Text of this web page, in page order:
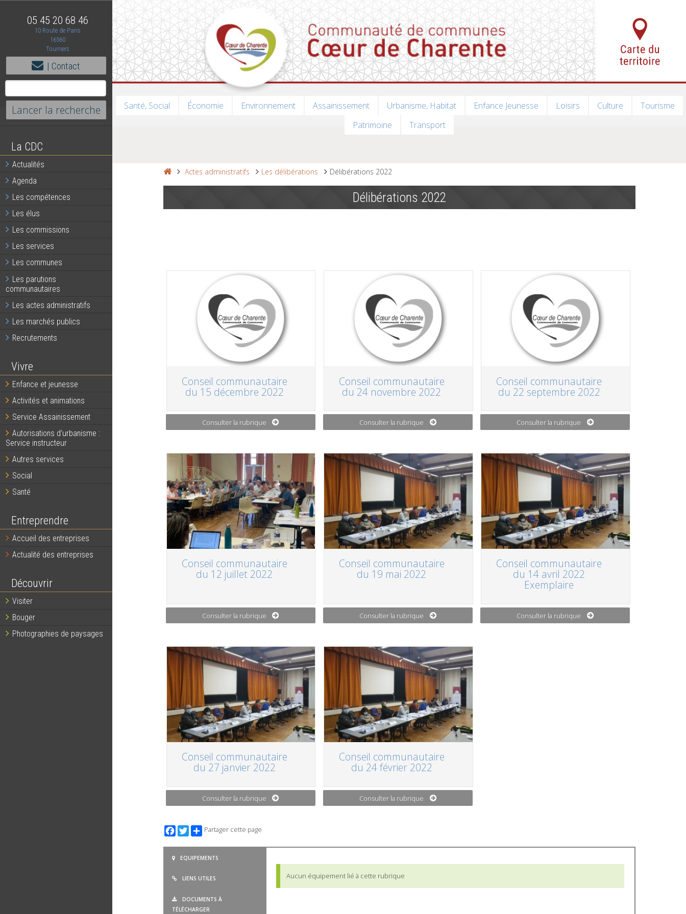
05 45 20 68 46
10 Route de Paris
16560
Tourriers
| Contact
La CDC
Actualités
Agenda
Les compétences
Les élus
Les commissions
Les services
Les communes
Les parutions
communautaires
Les actes administratifs
Les marchés publics
Recrutements
Vivre
Enfance et jeunesse
Activités et animations
Service Assainissement
Autorisations d’urbanisme :
Service instructeur
Autres services
Social
Santé
Entreprendre
Accueil des entreprises
Actualité des entreprises
Découvrir
Visiter
Bouger
Photographies de paysages
Santé, Social Économie Environnement Assainissement Urbanisme, Habitat Enfance Jeunesse Loisirs Culture
Tourisme
Patrimoine
Transport
Actes administratifs Les délibérations Délibérations 2022
Délibérations 2022
Conseil communautaire
du 15 décembre 2022
Consulter la rubrique
Conseil communautaire
du 24 novembre 2022
Consulter la rubrique
Conseil communautaire
du 22 septembre 2022
Consulter la rubrique
Conseil communautaire
du 12 juillet 2022
Consulter la rubrique
Conseil communautaire
du 19 mai 2022
Consulter la rubrique
Conseil communautaire
du 14 avril 2022
Exemplaire
Consulter la rubrique
Conseil communautaire
du 27 janvier 2022
Consulter la rubrique
Conseil communautaire
du 24 février 2022
Consulter la rubrique
FacebookTwitterPartager cette page
EQUIPEMENTS
LIENS UTILES
DOCUMENTS À
TÉLÉCHARGER
Aucun équipement lié à cette rubrique